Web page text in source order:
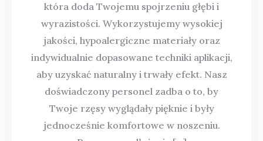
która doda Twojemu spojrzeniu głębi i
wyrazistości. Wykorzystujemy wysokiej
jakości, hypoalergiczne materiały oraz
indywidualnie dopasowane techniki aplikacji,
aby uzyskać naturalny i trwały efekt. Nasz
doświadczony personel zadba o to, by
Twoje rzęsy wyglądały pięknie i były
jednocześnie komfortowe w noszeniu.